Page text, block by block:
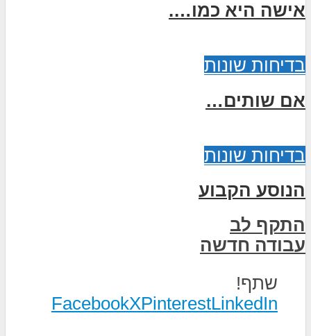
אישה היא כמו….
בדיחות שונות
אם שותים…
בדיחות שונות
הנוסע הקבוע
התקף לב
עבודה חדשה
שתף!
FacebookXPinterestLinkedIn